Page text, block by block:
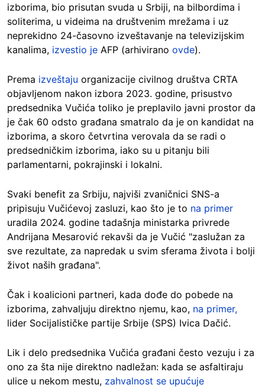
izborima, bio prisutan svuda u Srbiji, na bilbordima i
soliterima, u videima na društvenim mrežama i uz
neprekidno 24-časovno izveštavanje na televizijskim
kanalima, izvestio je AFP (arhivirano ovde).
Prema izveštaju organizacije civilnog društva CRTA
objavljenom nakon izbora 2023. godine, prisustvo
predsednika Vučića toliko je preplavilo javni prostor da
je čak 60 odsto građana smatralo da je on kandidat na
izborima, a skoro četvrtina verovala da se radi o
predsedničkim izborima, iako su u pitanju bili
parlamentarni, pokrajinski i lokalni.
Svaki benefit za Srbiju, najviši zvaničnici SNS-a
pripisuju Vučićevoj zasluzi, kao što je to na primer
uradila 2024. godine tadašnja ministarka privrede
Andrijana Mesarović rekavši da je Vučić "zaslužan za
sve rezultate, za napredak u svim sferama života i bolji
život naših građana".
Čak i koalicioni partneri, kada dođe do pobede na
izborima, zahvaljuju direktno njemu, kao, na primer,
lider Socijalističke partije Srbije (SPS) Ivica Dačić.
Lik i delo predsednika Vučića građani često vezuju i za
ono za šta nije direktno nadležan: kada se asfaltiraju
ulice u nekom mestu, zahvalnost se upućuje